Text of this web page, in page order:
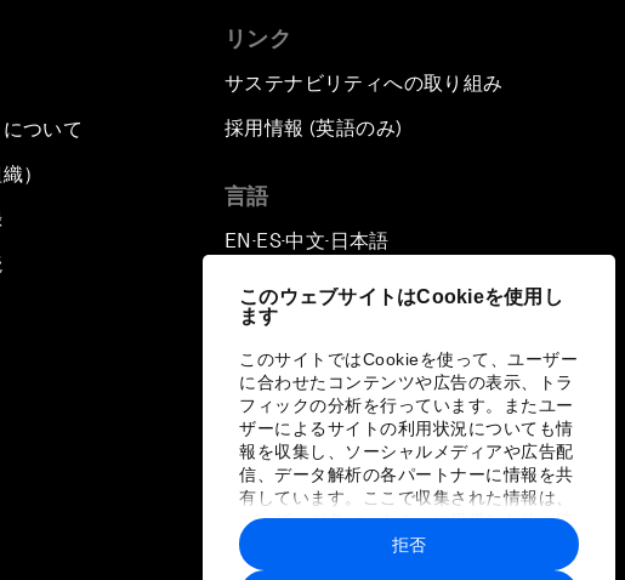
このウェブサイトはCookieを使用し
ます
このサイトではCookieを使って、ユーザー
に合わせたコンテンツや広告の表示、トラ
フィックの分析を行っています。またユー
ザーによるサイトの利用状況についても情
報を収集し、ソーシャルメディアや広告配
信、データ解析の各パートナーに情報を共
有しています。ここで収集された情報は、
ユーザーが各パートナーに提供した他の情
報や各パートナーのサービスを使用した際
に収集された情報と組み合わされ、各パー
拒否
ついて
）
リンク
サステナビリティへの取り組み
採用情報 (英語のみ)
言語
EN ▪ ES▪中文▪ 日本語